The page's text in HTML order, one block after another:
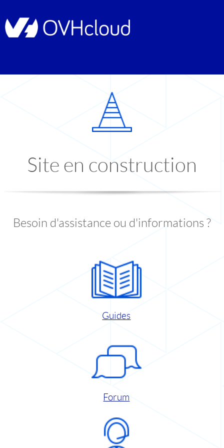
Site en construction
Besoin d'assistance ou d'informations ?
Guides
Forum